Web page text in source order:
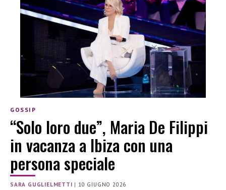
GOSSIP
“Solo loro due”, Maria De Filippi
in vacanza a Ibiza con una
persona speciale
SARA GUGLIELMETTI | 10 GIUGNO 2026